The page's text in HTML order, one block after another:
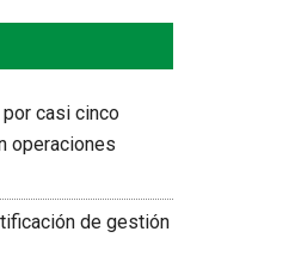
casi cinco
operaciones
de gestión